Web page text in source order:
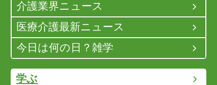
介護業界ニュース
医療介護最新ニュース
今日は何の日？雑学
学ぶ